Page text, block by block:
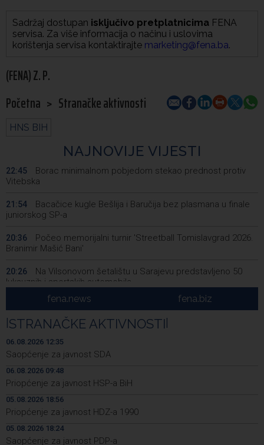
Sadržaj dostupan isključivo pretplatnicima FENA
servisa. Za više informacija o načinu i uslovima
korištenja servisa kontaktirajte marketing@fena.ba.
(FENA) Z. P.
Početna > Stranačke aktivnosti
HNS BIH
NAJNOVIJE VIJESTI
22:45
Borac minimalnom pobjedom stekao prednost protiv
Vitebska
21:54
Bacačice kugle Bešlija i Baručija bez plasmana u finale
juniorskog SP-a
20:36
Počeo memorijalni turnir 'Streetball Tomislavgrad 2026.
Branimir Mašić Bani'
20:26
Na Vilsonovom šetalištu u Sarajevu predstavljeno 50
luksuznih i sportskih automobila
Announcement of events for Friday, 7 August 2026
19:55
Drugi Festival bakri okupio mještane i posjetitelje kod
Livna
19:45
Novi Travnik receives first direct EU funding for UNESCO
heritage project
19:33
Crishock: OHR maintains an open dialogue with all
19:32
Velika nagrada Britanije ostaje u MotoGP kalendaru do
2028. godine
fena.news fena.biz
STRANAČKE AKTIVNOSTI
06.08.2026 12:35
Saopćenje za javnost SDA
06.08.2026 09:48
Priopćenje za javnost HSP-a BiH
05.08.2026 18:56
Priopćenje za javnost HDZ-a 1990
05.08.2026 18:24
Saopćenje za javnost PDP-a